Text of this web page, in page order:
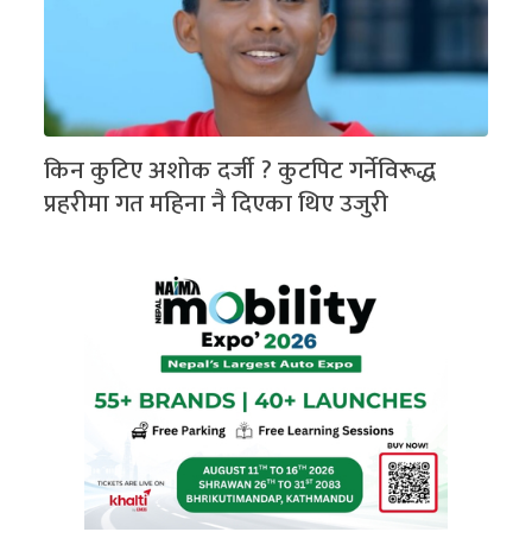
किन कुटिए अशोक दर्जी ? कुटपिट गर्नेविरूद्ध
प्रहरीमा गत महिना नै दिएका थिए उजुरी